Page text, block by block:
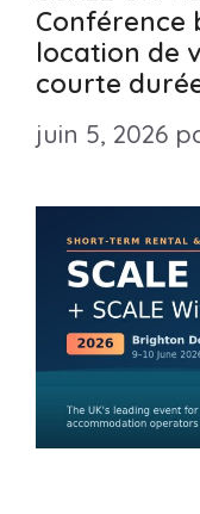
Conférence
location de
courte
juin 5, 2026